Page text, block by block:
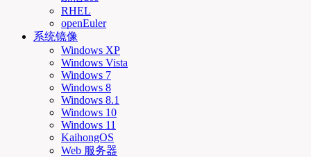
RHEL
openEuler
系统镜像
Windows XP
Windows Vista
Windows 7
Windows 8
Windows 8.1
Windows 10
Windows 11
KaihongOS
Web 服务器